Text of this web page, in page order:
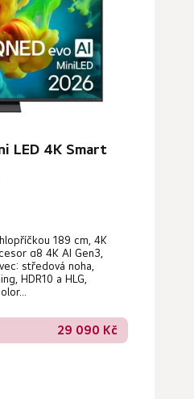
LED 4K Smart
189 cm, 4K
α8 4K AI Gen3,
středová noha,
HDR10 a HLG,
29 090 Kč